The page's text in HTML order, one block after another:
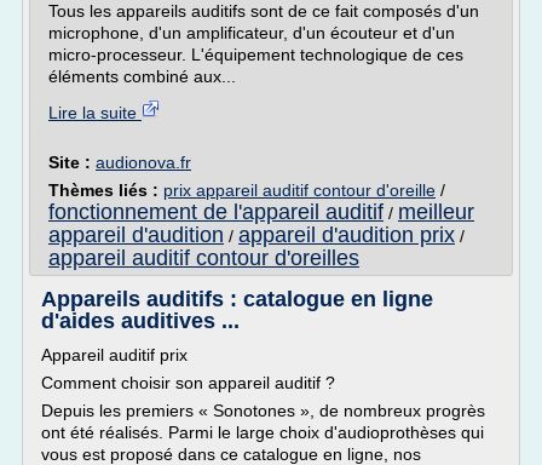
Tous les appareils auditifs sont de ce fait composés d'un
microphone, d'un amplificateur, d'un écouteur et d'un
micro-processeur. L'équipement technologique de ces
éléments combiné aux...
Lire la suite
Site : audionova.fr
Thèmes liés : prix appareil auditif contour d'oreille /
fonctionnement de l'appareil auditif / meilleur
appareil d'audition / appareil d'audition prix /
appareil auditif contour d'oreilles
Appareils auditifs : catalogue en ligne
d'aides auditives ...
Appareil auditif prix
Comment choisir son appareil auditif ?
Depuis les premiers « Sonotones », de nombreux progrès
ont été réalisés. Parmi le large choix d'audioprothèses qui
vous est proposé dans ce catalogue en ligne, nos